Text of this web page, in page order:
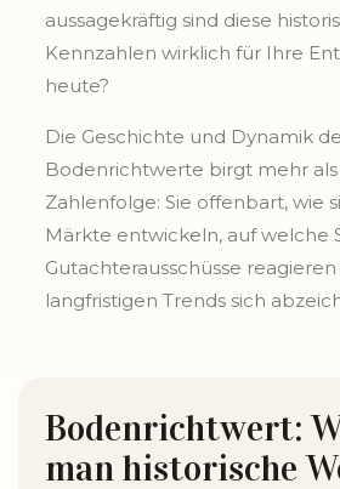
aussagekräftig sind diese
Kennzahlen wirklich für Ihre
heute?
Die Geschichte und Dynamik
Bodenrichtwerte birgt mehr
Zahlenfolge: Sie offenbart, wie
Märkte entwickeln, auf welche
Gutachterausschüsse
langfristigen Trends sich
Bodenrichtwert:
man historische